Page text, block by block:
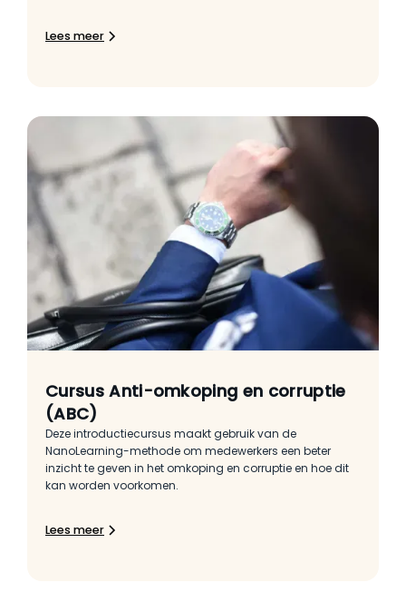
Lees meer
Cursus Anti-omkoping en corruptie
(ABC)
Deze introductiecursus maakt gebruik van de
NanoLearning-methode om medewerkers een beter
inzicht te geven in het omkoping en corruptie en hoe dit
kan worden voorkomen.
Lees meer